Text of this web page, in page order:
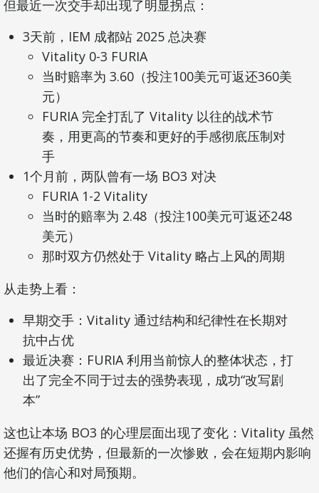
但最近一次交手却出现了明显拐点：
3天前，IEM 成都站 2025 总决赛
Vitality 0-3 FURIA
当时赔率为 3.60（投注100美元可返还360美
元）
FURIA 完全打乱了 Vitality 以往的战术节
奏，用更高的节奏和更好的手感彻底压制对
手
1个月前，两队曾有一场 BO3 对决
FURIA 1-2 Vitality
当时的赔率为 2.48（投注100美元可返还248
美元）
那时双方仍然处于 Vitality 略占上风的周期
从走势上看：
早期交手：Vitality 通过结构和纪律性在长期对
抗中占优
最近决赛：FURIA 利用当前惊人的整体状态，打
出了完全不同于过去的强势表现，成功“改写剧
本”
这也让本场 BO3 的心理层面出现了变化：Vitality 虽然
还握有历史优势，但最新的一次惨败，会在短期内影响
他们的信心和对局预期。